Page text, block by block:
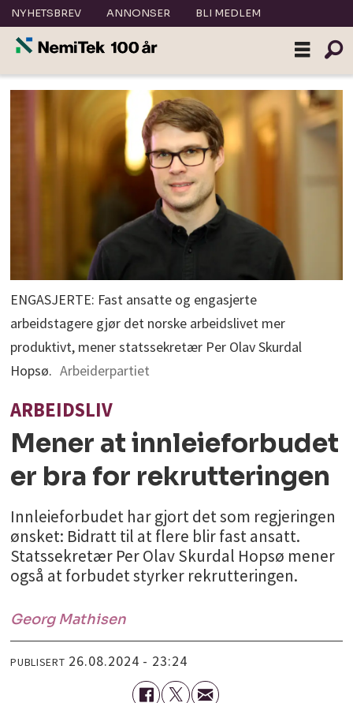
NYHETSBREV ANNONSER BLI MEDLEM
ENGASJERTE: Fast ansatte og engasjerte
arbeidstagere gjør det norske arbeidslivet mer
produktivt, mener statssekretær Per Olav Skurdal
Hopsø. Arbeiderpartiet
ARBEIDSLIV
Mener at innleieforbudet
er bra for rekrutteringen
Innleieforbudet har gjort det som regjeringen
ønsket: Bidratt til at flere blir fast ansatt.
Statssekretær Per Olav Skurdal Hopsø mener
også at forbudet styrker rekrutteringen.
Georg Mathisen
PUBLISERT 26.08.2024 - 23:24